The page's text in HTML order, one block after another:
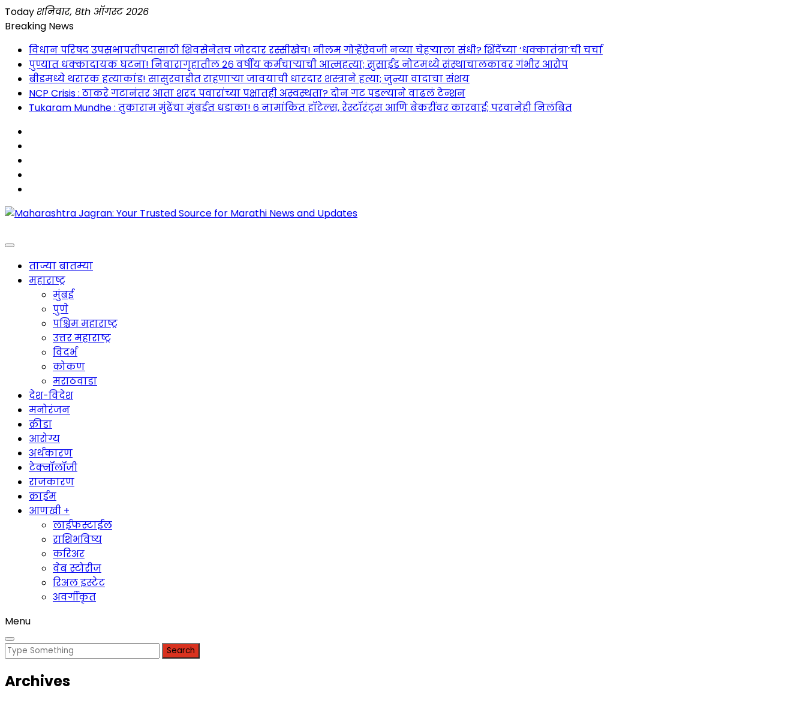
Skip
to
Today शनिवार, 8th ऑगस्ट 2026
Breaking News
विधान परिषद उपसभापतीपदासाठी शिवसेनेतच जोरदार रस्सीखेच! नीलम गोऱ्हेंऐवजी नव्या चेहऱ्याला संधी? शिंदेंच्या ‘धक्कातंत्रा’ची चर्चा
पुण्यात धक्कादायक घटना! निवारागृहातील २६ वर्षीय कर्मचाऱ्याची आत्महत्या; सुसाईड नोटमध्ये संस्थाचालकावर गंभीर आरोप
बीडमध्ये थरारक हत्याकांड! सासुरवाडीत राहणाऱ्या जावयाची धारदार शस्त्राने हत्या; जुन्या वादाचा संशय
NCP Crisis : ठाकरे गटानंतर आता शरद पवारांच्या पक्षातही अस्वस्थता? दोन गट पडल्याने वाढलं टेन्शन
Tukaram Mundhe : तुकाराम मुंढेंचा मुंबईत धडाका! ६ नामांकित हॉटेल्स, रेस्टॉरंट्स आणि बेकरींवर कारवाई; परवानेही निलंबित
Maharashtra Jagran : Your Trusted Companion for the Latest News
ताज्या बातम्या
महाराष्ट्र
मुंबई
पुणे
पश्चिम महाराष्ट्र
उत्तर महाराष्ट्र
विदर्भ
कोकण
मराठवाडा
देश-विदेश
मनोरंजन
क्रीडा
आरोग्य
अर्थकारण
टेक्नॉलॉजी
राजकारण
क्राईम
आणखी +
लाईफस्टाईल
राशिभविष्य
करिअर
वेब स्टोरीज
रिअल इस्टेट
अवर्गीकृत
Menu
Search
Archives